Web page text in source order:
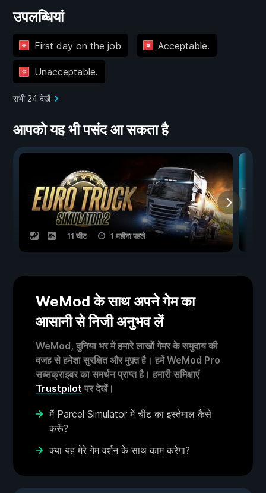
उपलब्धियां
First day on the job Acceptable.
Unacceptable.
सभी 24 देखें
आपको यह भी पसंद आ सकता है
11 चीट 1 महीना पहले
WeMod के साथ अपने गेम का
आसानी से निजी अनुभव लें
WeMod, दुनिया भर में हमारे लाखों गेमर के समुदाय की
वजह से हमेशा सुरक्षित और मुफ़्त है। हमें WeMod Pro
सब्सक्राइबर का समर्थन प्राप्त है। हमारी समिक्षाएं
Trustpilot पर देखें।
मैं Parcel Simulator में चीट का इस्तेमाल कैसे
करूँ?
क्या यह मेरे गेम वर्शन के साथ काम करेगा?